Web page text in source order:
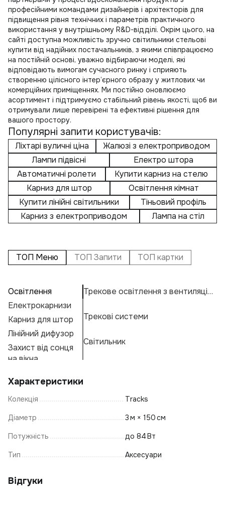
професійними командами дизайнерів і архітекторів для
підвищення рівня технічних і параметрів практичного
використання у внутрішньому R&D-відділі. Окрім цього, на
сайті доступна можливість зручно світильники стельові
купити від надійних постачальників, з якими співпрацюємо
на постійній основі, уважно відбираючи моделі, які
відповідають вимогам сучасного ринку і сприяють
створенню цілісного інтер’єрного образу у житлових чи
комерційних приміщеннях. Ми постійно оновлюємо
асортимент і підтримуємо стабільний рівень якості, щоб ви
отримували лише перевірені та ефективні рішення для
вашого простору.
Популярні запити користувачів:
Ліхтарі вуличні ціна
Жалюзі з електроприводом
Лампи підвісні
Електро штора
Автоматичні ролети
Купити карниз на стелю
Карниз для штор
Освітлення кімнат
Купити лінійні світильники
Тіньовий профіль
Карниз з електроприводом
Лампа на стіл
ТОП Меню ТОП Запити ТОП картки
Освітлення
Електрокарнизи
Карниз для штор
Лінійний дифузор
Захист від сонця
на вікна
Трекове освітлення з вентиляцією
Трекові системи
Світильник
Характеристики
Колекція Tracks
Діаметр 3 м × 150 см
Потужність до 84 Вт
Тип Аксесуари
Відгуки